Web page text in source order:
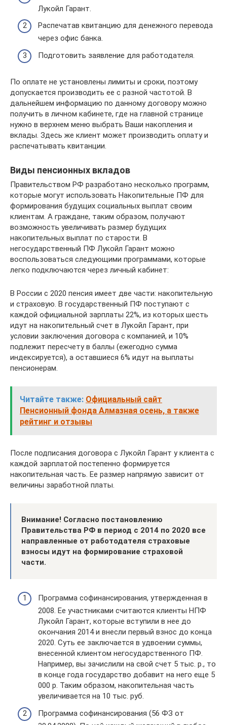
Лукойл Гарант.
Распечатав квитанцию для денежного перевода
через офис банка.
Подготовить заявление для работодателя.
По оплате не установлены лимиты и сроки, поэтому
допускается производить ее с разной частотой. В
дальнейшем информацию по данному договору можно
получить в личном кабинете, где на главной странице
нужно в верхнем меню выбрать Ваши накопления и
вклады. Здесь же клиент может производить оплату и
распечатывать квитанции.
Виды пенсионных вкладов
Правительством РФ разработано несколько программ,
которые могут использовать Накопительные ПФ для
формирования будущих социальных выплат своим
клиентам. А граждане, таким образом, получают
возможность увеличивать размер будущих
накопительных выплат по старости. В
негосударственный ПФ Лукойл Гарант можно
воспользоваться следующими программами, которые
легко подключаются через личный кабинет:
В России с 2020 пенсия имеет две части: накопительную
и страховую. В государственный ПФ поступают с
каждой официальной зарплаты 22%, из которых шесть
идут на накопительный счет в Лукойл Гарант, при
условии заключения договора с компанией, и 10%
подлежит пересчету в баллы (ежегодно сумма
индексируется), а оставшиеся 6% идут на выплаты
пенсионерам.
Читайте также: Официальный сайт
Пенсионный фонда Алмазная осень, а также
рейтинг и отзывы
После подписания договора с Лукойл Гарант у клиента с
каждой зарплатой постепенно формируется
накопительная часть. Ее размер напрямую зависит от
величины заработной платы.
Внимание! Согласно постановлению
Правительства РФ в период с 2014 по 2020 все
направленные от работодателя страховые
взносы идут на формирование страховой
части.
Программа софинансирования, утвержденная в
2008. Ее участниками считаются клиенты НПФ
Лукойл Гарант, которые вступили в нее до
окончания 2014 и внесли первый взнос до конца
2020. Суть ее заключается в удвоении суммы,
внесенной клиентом негосударственного ПФ.
Например, вы зачислили на свой счет 5 тыс. р., то
в конце года государство добавит на него еще 5
000 р. Таким образом, накопительная часть
увеличивается на 10 тыс. руб.
Программа софинансирования (56 ФЗ от